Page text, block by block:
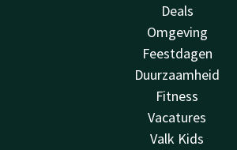
Deals
Omgeving
Feestdagen
Duurzaamheid
Fitness
Vacatures
Valk Kids